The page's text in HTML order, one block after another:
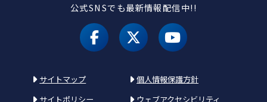
公式SNSでも最新情報配信中!!
facebookX（旧 twitter）
youtube
サイトマップ
個人情報保護方針
サイトポリシー
ウェブアクセシビリティ